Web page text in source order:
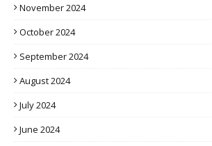
November 2024
October 2024
September 2024
August 2024
July 2024
June 2024